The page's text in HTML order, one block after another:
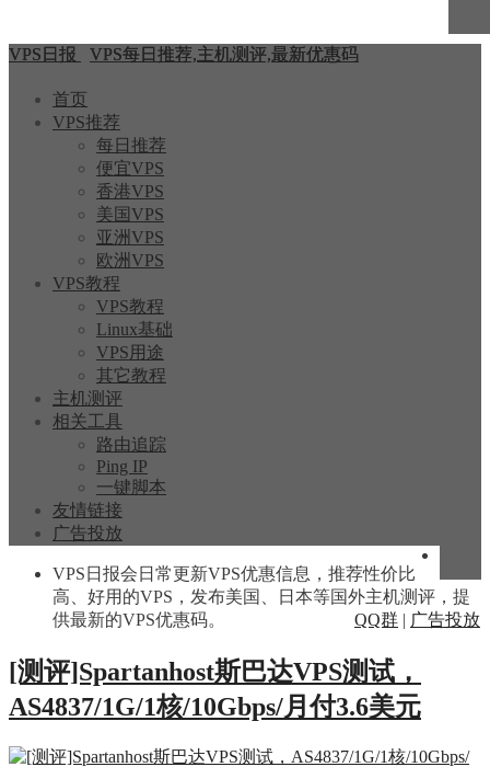
VPS日报 VPS每日推荐,主机测评,最新优惠码
首页
VPS推荐
每日推荐
便宜VPS
香港VPS
美国VPS
亚洲VPS
欧洲VPS
VPS教程
VPS教程
Linux基础
VPS用途
其它教程
主机测评
相关工具
路由追踪
Ping IP
一键脚本
友情链接
广告投放
VPS日报会日常更新VPS优惠信息，推荐性价比
高、好用的VPS，发布美国、日本等国外主机测评，提
供最新的VPS优惠码。
QQ群 | 广告投放
[测评]Spartanhost斯巴达VPS测试，
AS4837/1G/1核/10Gbps/月付3.6美元